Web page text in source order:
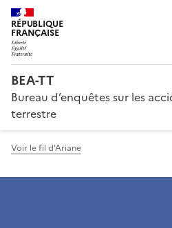
RÉPUBLIQUE
FRANÇAISE
BEA-TT
Bureau d’enquêtes sur les
terrestre
Voir le fil d'Ariane